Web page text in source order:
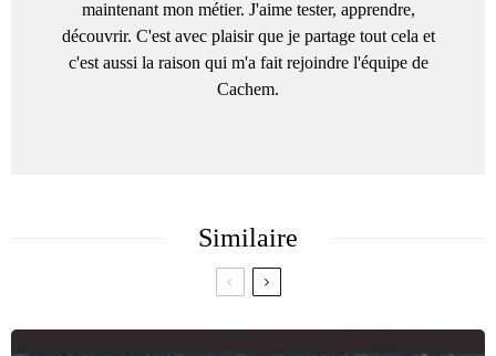
maintenant mon métier. J'aime tester, apprendre,
découvrir. C'est avec plaisir que je partage tout cela et
c'est aussi la raison qui m'a fait rejoindre l'équipe de
Cachem.
Similaire